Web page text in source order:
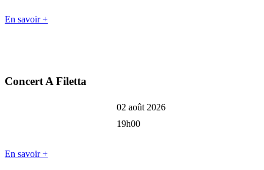
En savoir +
Concert A Filetta
02 août 2026
19h00
En savoir +